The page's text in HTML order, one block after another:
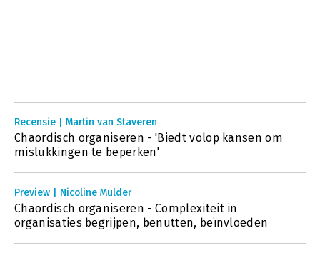
Recensie | Martin van Staveren
Chaordisch organiseren - 'Biedt volop kansen om
mislukkingen te beperken'
Preview | Nicoline Mulder
Chaordisch organiseren - Complexiteit in
organisaties begrijpen, benutten, beïnvloeden